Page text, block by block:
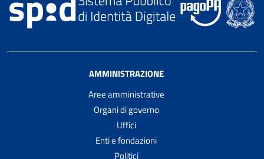
AMMINISTRAZIONE
Aree amministrative
Organi di governo
Uffici
Enti e fondazioni
Politici